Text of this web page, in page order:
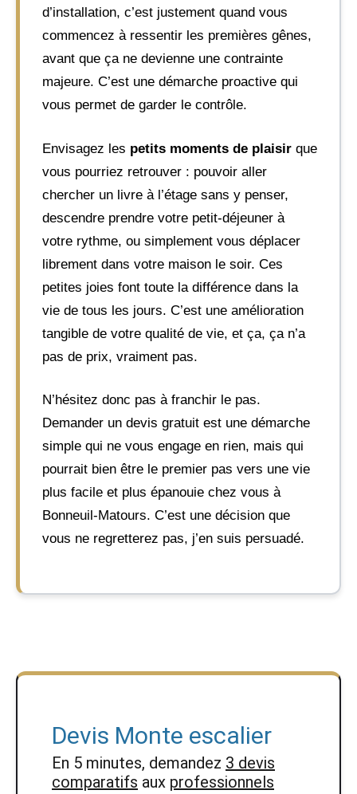
d’installation, c’est justement quand vous
commencez à ressentir les premières gênes,
avant que ça ne devienne une contrainte
majeure. C’est une démarche proactive qui
vous permet de garder le contrôle.
Envisagez les petits moments de plaisir que
vous pourriez retrouver : pouvoir aller
chercher un livre à l’étage sans y penser,
descendre prendre votre petit-déjeuner à
votre rythme, ou simplement vous déplacer
librement dans votre maison le soir. Ces
petites joies font toute la différence dans la
vie de tous les jours. C’est une amélioration
tangible de votre qualité de vie, et ça, ça n’a
pas de prix, vraiment pas.
N’hésitez donc pas à franchir le pas.
Demander un devis gratuit est une démarche
simple qui ne vous engage en rien, mais qui
pourrait bien être le premier pas vers une vie
plus facile et plus épanouie chez vous à
Bonneuil-Matours. C’est une décision que
vous ne regretterez pas, j’en suis persuadé.
Devis Monte escalier
En 5 minutes, demandez 3 devis
comparatifs aux professionnels